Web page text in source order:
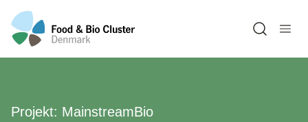
Projekt: MainstreamBio